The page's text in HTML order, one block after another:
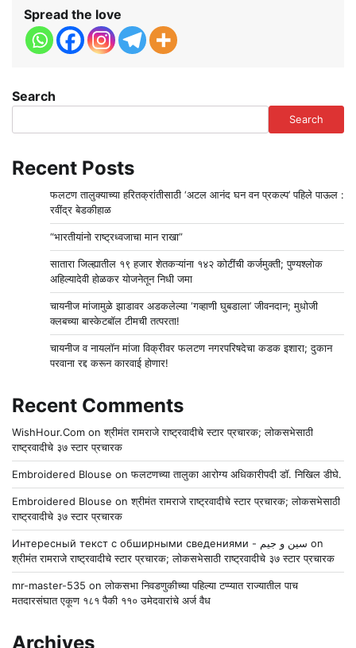
Spread the love
Search
Search
Recent Posts
फलटण तालुक्याच्या हरितक्रांतीसाठी ‘अटल आनंद घन वन प्रकल्प’ पहिले पाऊल :
रवींद्र बेडकीहाळ
“भारतीयांनो राष्ट्रध्वजाचा मान राखा”
सातारा जिल्ह्यातील १९ हजार शेतकऱ्यांना १४२ कोटींची कर्जमुक्ती; पुण्यश्लोक
अहिल्यादेवी होळकर योजनेतून निधी जमा
चायनीज मांजामुळे झाडावर अडकलेल्या ‘गव्हाणी घुबडाला’ जीवनदान; मुधोजी
क्लबच्या बास्केटबॉल टीमची तत्परता!
चायनीज व नायलॉन मांजा विक्रीवर फलटण नगरपरिषदेचा कडक इशारा; दुकान
परवाना रद्द करून कारवाई होणार!
Recent Comments
WishHour.Com onश्रीमंत रामराजे राष्ट्रवादीचे स्टार प्रचारक; लोकसभेसाठी
राष्ट्रवादीचे ३७ स्टार प्रचारक
Embroidered Blouse onफलटणच्या तालुका आरोग्य अधिकारीपदी डॉ. निखिल डीघे.
Embroidered Blouse onश्रीमंत रामराजे राष्ट्रवादीचे स्टार प्रचारक; लोकसभेसाठी
राष्ट्रवादीचे ३७ स्टार प्रचारक
Интересный текст с обширными сведениями - سين و جيم on
श्रीमंत रामराजे राष्ट्रवादीचे स्टार प्रचारक; लोकसभेसाठी राष्ट्रवादीचे ३७ स्टार प्रचारक
mr-master-535 onलोकसभा निवडणुकीच्या पहिल्या टप्प्यात राज्यातील पाच
मतदारसंघात एकूण १८१ पैकी ११० उमेदवारांचे अर्ज वैध
Archives